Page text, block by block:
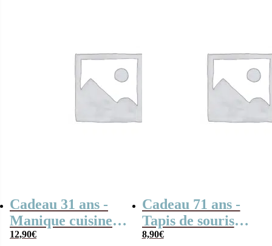
Cadeau 31 ans -
Manique cuisine
“1995”
12,90€
Cadeau 71 ans -
Tapis de souris
“1955”
8,90€